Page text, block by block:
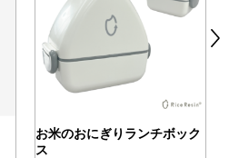
お米のおにぎりランチボック
ス